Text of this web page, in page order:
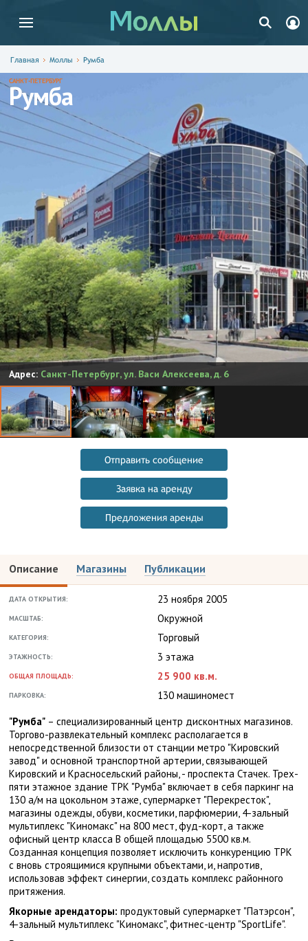
Главная Моллы Румба
САНКТ-ПЕТЕРБУРГ
Румба
Адрес: Санкт-Петербург,ул. Васи Алексеева, д. 6
Отправить сообщение
Заявка на аренду
Предложения аренды
Описание Магазины Публикации
ДАТА ОТКРЫТИЯ: 23 ноября 2005
МАСШТАБ: Окружной
КАТЕГОРИЯ: Торговый
ЭТАЖНОСТЬ: 3 этажа
ОБЩАЯ ПЛОЩАДЬ: 25 900 кв.м.
ПАРКОВКА:
130 машиномест
"Румба" – специализированный центр дисконтных магазинов.
Торгово-развлекательный комплекс располагается в
непосредственной близости от станции метро "Кировский
завод" и основной транспортной артерии, связывающей
Кировский и Красносельский районы, - проспекта Стачек. Трех-
пяти этажное здание ТРК "Румба" включает в себя паркинг на
130 а/м на цокольном этаже, супермаркет "Перекресток",
магазины одежды, обуви, косметики, парфюмерии, 4-зальный
мультиплекс "Киномакс" на 800 мест, фуд-корт, а также
офисный центр класса В общей площадью 5500 кв.м.
Созданная концепция позволяет исключить конкуренцию ТРК
с вновь строящимися крупными объектами, и, напротив,
использовав эффект синергии, создать комплекс районного
притяжения.
Якорные арендаторы: продуктовый супермаркет "Патэрсон",
4-зальный мультиплекс "Киномакс", фитнес-центр "SportLife".